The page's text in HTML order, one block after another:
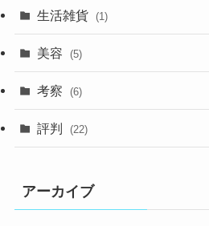
生活雑貨 (1)
美容 (5)
考察 (6)
評判 (22)
アーカイブ